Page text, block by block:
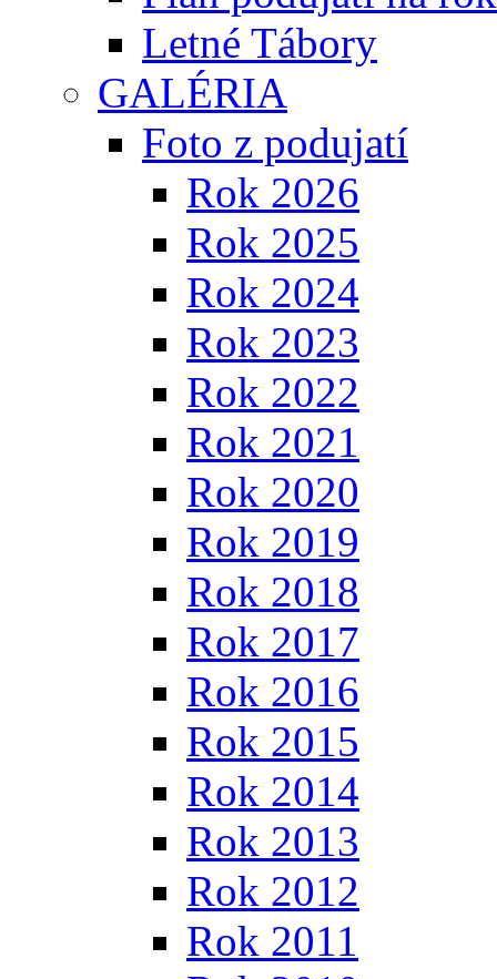
Letné Tábory
GALÉRIA
Foto z podujatí
Rok 2026
Rok 2025
Rok 2024
Rok 2023
Rok 2022
Rok 2021
Rok 2020
Rok 2019
Rok 2018
Rok 2017
Rok 2016
Rok 2015
Rok 2014
Rok 2013
Rok 2012
Rok 2011